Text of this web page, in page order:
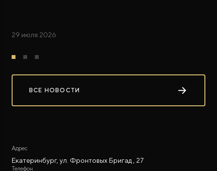
29 июля 2026
ВСЕ НОВОСТИ
Адрес
Екатеринбург, ул. Фронтовых Бригад , 27
Телефон